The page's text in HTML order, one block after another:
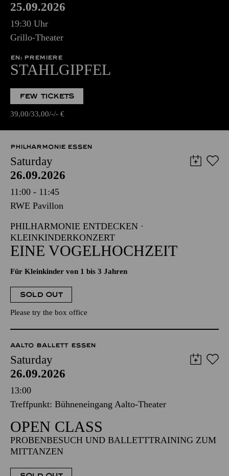
25.09.2026
19:30 Uhr
Grillo-Theater
EN: PREMIERE
STAHLGIPFEL
FEW TICKETS
39,00 33,00 - - €
PHILHARMONIE ESSEN
Saturday
26.09.2026
11:00 - 11:45
RWE Pavillon
PHILHARMONIE ENTDECKEN ·
KLEINKINDERKONZERT
EINE VOGELHOCHZEIT
Für Kleinkinder von 1 bis 3 Jahren
SOLD OUT
Please try the box office
AALTO BALLETT ESSEN
Saturday
26.09.2026
13:00
Treffpunkt: Bühneneingang Aalto-Theater
OPEN CLASS
PROBENBESUCH UND BALLETTTRAINING ZUM
MITTANZEN